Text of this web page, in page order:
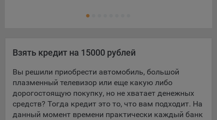
Google Analytics – сервис веб-аналитики,
Mountain View, CA 94043, USA.Политика
конфиденциальности Google.
Matomo — это система веб-аналитики, которая позволяет
следит за доступностью сервисов, предоставляемых
myfin.by.
Адрес: ООО «Рэкун технолоджи», 220069 г. Минск, пр-т
Дзержинского, д.3Б, пом.44.
Взять кредит на 15000 рублей
Вы решили приобрести автомобиль, большой
плазменный телевизор или еще какую либо
дорогостоящую покупку, но не хватает денежных
средств? Тогда кредит это то, что вам подходит. На
данный момент времени практически каждый банк